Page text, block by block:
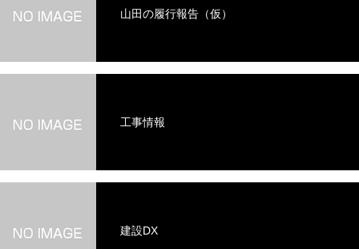
山田の履行報告（仮）
工事情報
建設DX